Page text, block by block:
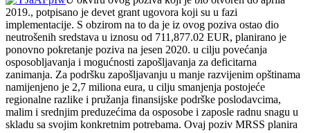
2019., potpisano je devet grant ugovora koji su u fazi
implementacije. S obzirom na to da je iz ovog poziva ostao dio
neutrošenih sredstava u iznosu od 711,877.02 EUR, planirano je
ponovno pokretanje poziva na jesen 2020. u cilju povećanja
osposobljavanja i mogućnosti zapošljavanja za deficitarna
zanimanja. Za podršku zapošljavanju u manje razvijenim opštinama
namijenjeno je 2,7 miliona eura, u cilju smanjenja postojeće
regionalne razlike i pružanja finansijske podrške poslodavcima,
malim i srednjim preduzećima da osposobe i zaposle radnu snagu u
skladu sa svojim konkretnim potrebama. Ovaj poziv MRSS planira